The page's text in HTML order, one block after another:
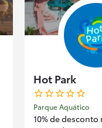
Hot Park
Parque Aquático
10% de